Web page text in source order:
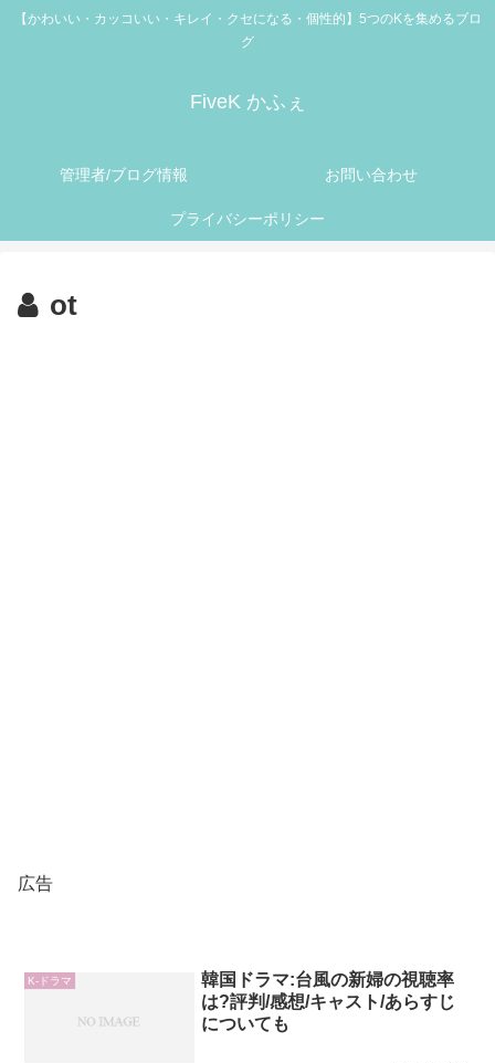
【かわいい・カッコいい・キレイ・クセになる・個性的】5つのKを集めるブロ
グ
FiveK かふぇ
管理者/ブログ情報 お問い合わせ
プライバシーポリシー
ot
広告
K-ドラマ
韓国ドラマ:台風の新婦の視聴率
は?評判/感想/キャスト/あらすじ
についても